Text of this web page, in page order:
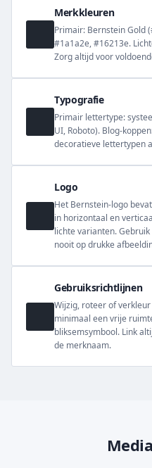
Merkkleuren
Primair: Bernstein Gold
#1a1a2e, #16213e.
Zorg altijd voor
Typografie
Primair lettertype:
UI, Roboto). Blog-
decoratieve lettertypen
Logo
Het Bernstein-logo
in horizontaal en
lichte varianten.
nooit op drukke
Gebruiksrichtlijnen
Wijzig, roteer of
minimaal een vrije
bliksemsymbool. Link
de merknaam.